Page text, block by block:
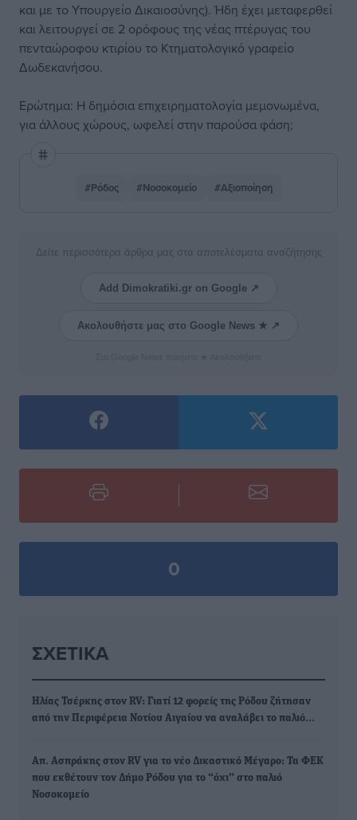
και με το Υπουργείο Δικαιοσύνης). Ήδη έχει μεταφερθεί
και λειτουργεί σε 2 ορόφους της νέας πτέρυγας του
πενταώροφου κτιρίου το Κτηματολογικό γραφείο
Δωδεκανήσου.
Ερώτημα: Η δημόσια επιχειρηματολογία μεμονωμένα,
για άλλους χώρους, ωφελεί στην παρούσα φάση;
#Ρόδος #Νοσοκομείο #Αξιοποίηση
Δείτε περισσότερα άρθρα μας στα αποτελέσματα αναζήτησης
Add Dimokratiki.gr on Google ↗
Ακολουθήστε μας στο Google News ★ ↗
0
ΣΧΕΤΙΚΆ
Ηλίας Τσέρκης στον RV: Γιατί 12 φορείς της Ρόδου ζήτησαν
από την Περιφέρεια Νοτίου Αιγαίου να αναλάβει το παλιό…
Απ. Ασπράκης στον RV για το νέο Δικαστικό Μέγαρο: Τα ΦΕΚ
που εκθέτουν τον Δήμο Ρόδου για το “όχι” στο παλιό
Νοσοκομείο